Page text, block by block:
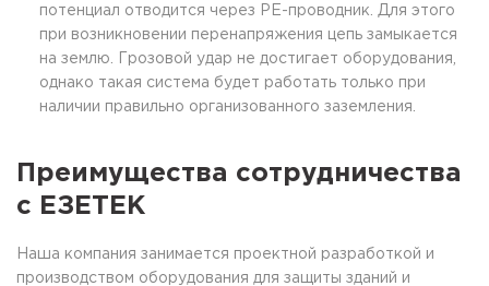
потенциал отводится через PE-проводник. Для этого
при возникновении перенапряжения цепь замыкается
на землю. Грозовой удар не достигает оборудования,
однако такая система будет работать только при
наличии правильно организованного заземления.
Преимущества сотрудничества
с ЕЗЕТЕК
Наша компания занимается проектной разработкой и
производством оборудования для защиты зданий и